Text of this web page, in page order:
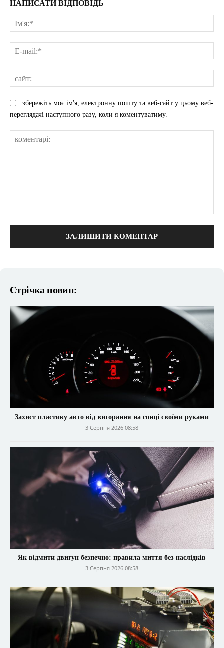
НАПИСАТИ ВІДПОВІДЬ
збережіть моє ім'я, електронну пошту та веб-сайт у цьому веб-
переглядачі наступного разу, коли я коментуватиму.
Стрічка новин:
Захист пластику авто від вигорання на сонці своїми руками
3 Серпня 2026 08:58
Як відмити двигун безпечно: правила миття без наслідків
3 Серпня 2026 08:58